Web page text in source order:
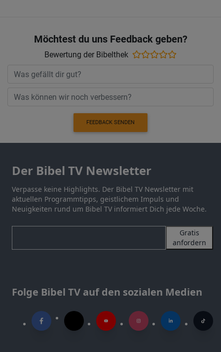
Möchtest du uns Feedback geben?
Bewertung der Bibelthek
FEEDBACK SENDEN
Der Bibel TV Newsletter
Verpasse keine Highlights. Der Bibel TV Newsletter mit
aktuellen Programmtipps, geistlichem Impuls und
Neuigkeiten rund um Bibel TV informiert Dich jede Woche.
Gratis
anfordern
Folge Bibel TV auf den sozialen Medien